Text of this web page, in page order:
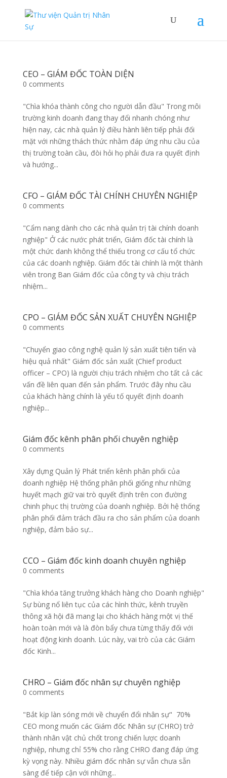
CEO – GIÁM ĐỐC TOÀN DIỆN
0 comments
"Chìa khóa thành công cho người dẫn đầu" Trong môi
trường kinh doanh đang thay đổi nhanh chóng như
hiện nay, các nhà quản lý điều hành liên tiếp phải đối
mặt với những thách thức nhằm đáp ứng nhu cầu của
thị trường toàn cầu, đòi hỏi họ phải đưa ra quyết định
và hướng...
CFO – GIÁM ĐỐC TÀI CHÍNH CHUYÊN NGHIỆP
0 comments
"Cẩm nang dành cho các nhà quản trị tài chính doanh
nghiệp" Ở các nước phát triển, Giám đốc tài chính là
một chức danh không thể thiếu trong cơ cấu tổ chức
của các doanh nghiệp. Giám đốc tài chính là một thành
viên trong Ban Giám đốc của công ty và chịu trách
nhiệm...
CPO – GIÁM ĐỐC SẢN XUẤT CHUYÊN NGHIỆP
0 comments
"Chuyển giao công nghệ quản lý sản xuất tiên tiến và
hiệu quả nhất" Giám đốc sản xuất (Chief product
officer – CPO) là người chịu trách nhiệm cho tất cả các
vấn đề liên quan đến sản phẩm. Trước đây nhu cầu
của khách hàng chính là yếu tố quyết định doanh
nghiệp...
Giám đốc kênh phân phối chuyên nghiệp
0 comments
Xây dựng Quản lý Phát triển kênh phân phối của
doanh nghiệp Hệ thống phân phối giống như những
huyết mạch giữ vai trò quyết định trên con đường
chinh phục thị trường của doanh nghiệp. Bởi hệ thống
phân phối đảm trách đầu ra cho sản phẩm của doanh
nghiệp, đảm bảo sự...
CCO – Giám đốc kinh doanh chuyên nghiệp
0 comments
"Chìa khóa tăng trưởng khách hàng cho Doanh nghiệp"
Sự bùng nổ liên tục của các hình thức, kênh truyền
thông xã hội đã mang lại cho khách hàng một vị thế
hoàn toàn mới và là đòn bẩy chưa từng thấy đối với
hoạt động kinh doanh. Lúc này, vai trò của các Giám
đốc Kinh...
CHRO – Giám đốc nhân sự chuyên nghiệp
0 comments
"Bắt kịp làn sóng mới về chuyển đổi nhân sự" 70%
CEO mong muốn các Giám đốc Nhân sự (CHRO) trở
thành nhân vật chủ chốt trong chiến lược doanh
nghiệp, nhưng chỉ 55% cho rằng CHRO đang đáp ứng
kỳ vọng này. Nhiều giám đốc nhân sự vẫn chưa sẵn
sàng để tiếp cận với những...